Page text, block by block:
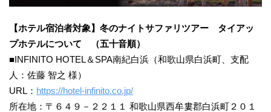
【ホテル宿泊者対象】冬のナイトサファリツアー タイアッ
プホテルについて （五十音順）
■INFINITO HOTEL＆SPA南紀⽩浜（和歌山県白浜町、支配
人：佐藤 智之 様）
URL： https://hotel-infinito.co.jp/
所在地：〒６４９－２２１１ 和歌山県西牟婁郡白浜町２０１